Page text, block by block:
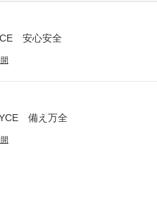
安心安全
備え万全